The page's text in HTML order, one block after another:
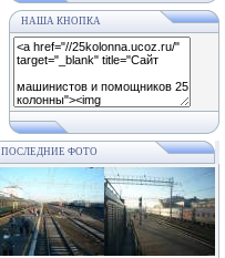
НАША КНОПКА
ПОСЛЕДНИЕ ФОТО